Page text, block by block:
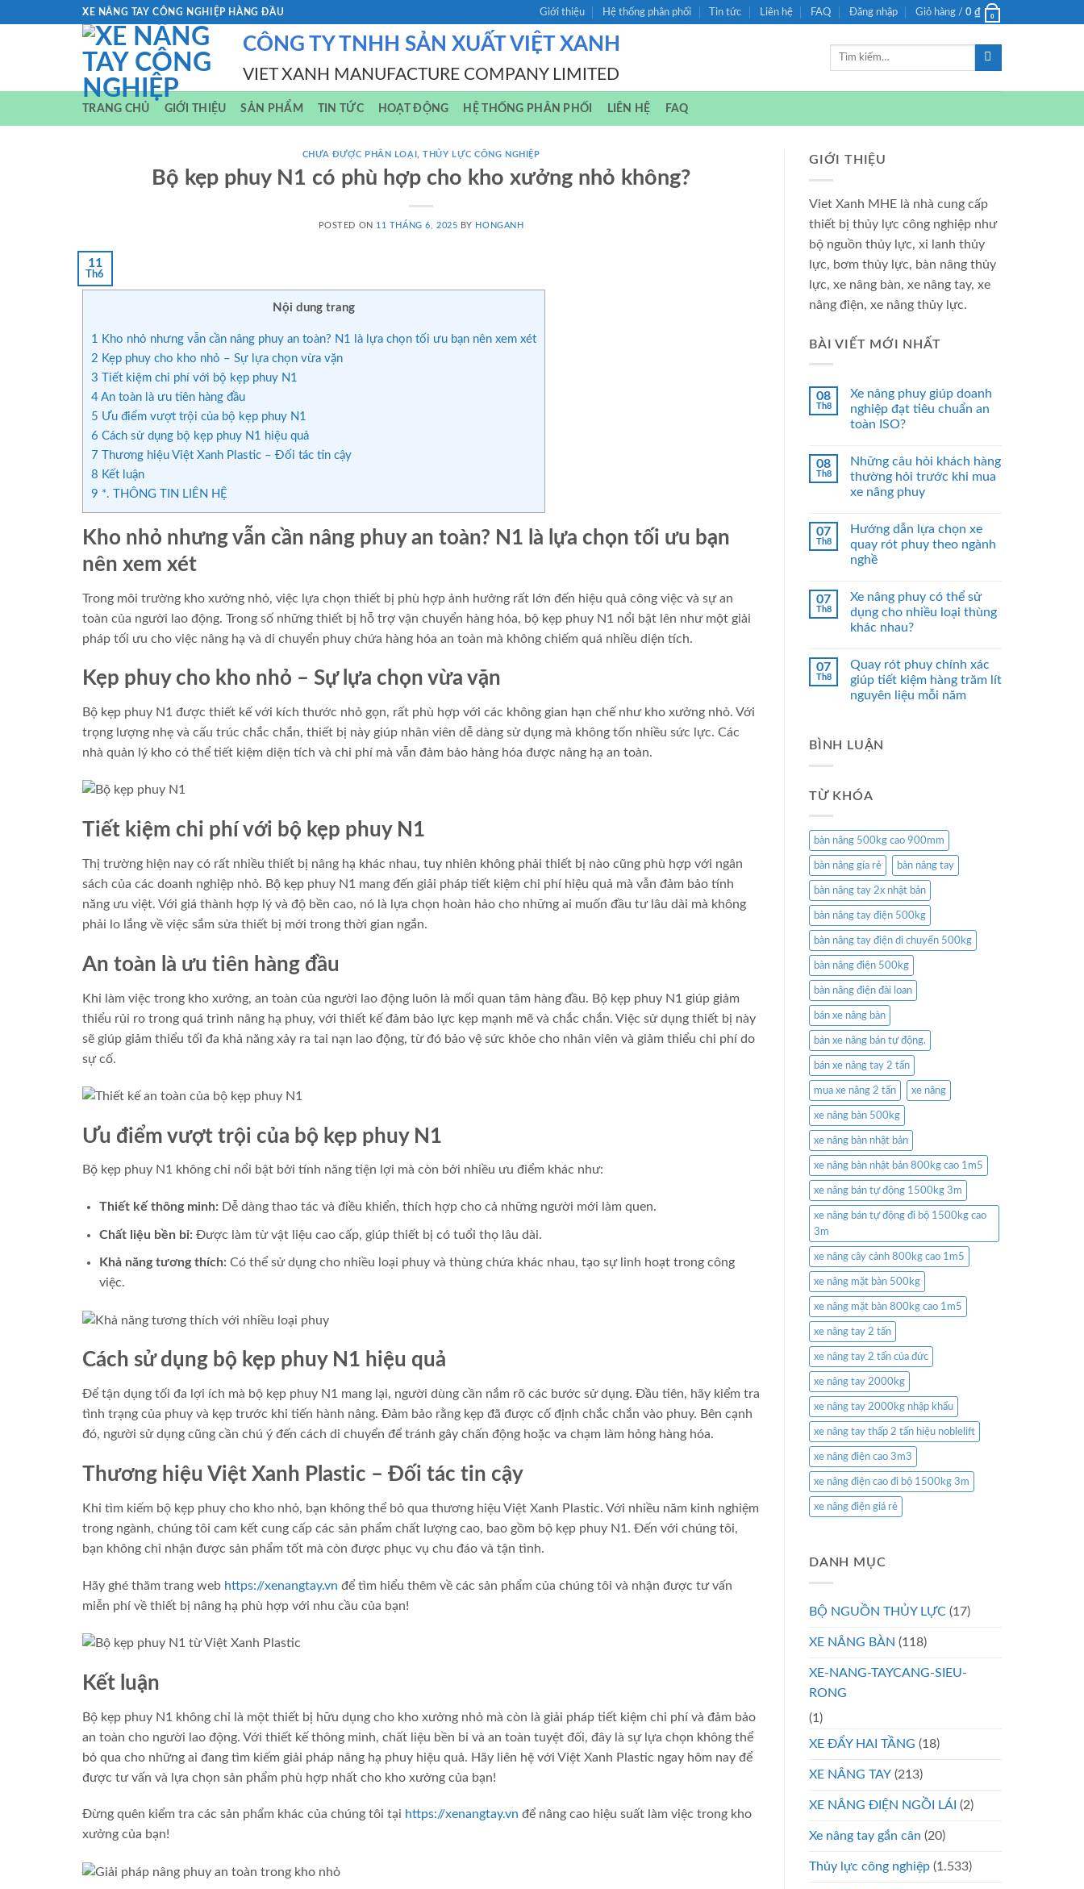
XE NÂNG TAY CÔNG NGHIỆP HÀNG ĐẦU Giới thiệu Hệ thống phân phối Tin tức Liên hệ FAQ Đăng nhập Giỏ hàng / 0 ₫ 0
CÔNG TY TNHH SẢN XUẤT VIỆT XANH
VIET XANH MANUFACTURE COMPANY LIMITED
Tìm
TRANG CHỦ GIỚI THIỆU SẢN PHẨM TIN TỨC HOẠT ĐỘNG HỆ THỐNG PHÂN PHỐI LIÊN HỆ FAQ
CHƯA ĐƯỢC PHÂN LOẠI ,THỦY LỰC CÔNG NGHIỆP
Bộ kẹp phuy N1 có phù hợp cho kho xưởng nhỏ không?
POSTED ON 11 THÁNG 6, 2025 BY HONGANH
11
Th6
Nội dung trang
1
Kho nhỏ nhưng vẫn cần nâng phuy an toàn? N1 là lựa chọn tối ưu bạn nên xem xét
2 Kẹp phuy cho kho nhỏ – Sự lựa chọn vừa vặn
3 Tiết kiệm chi phí với bộ kẹp phuy N1
4 An toàn là ưu tiên hàng đầu
5 Ưu điểm vượt trội của bộ kẹp phuy N1
6 Cách sử dụng bộ kẹp phuy N1 hiệu quả
7 Thương hiệu Việt Xanh Plastic – Đối tác tin cậy
8 Kết luận
9 *. THÔNG TIN LIÊN HỆ
Kho nhỏ nhưng vẫn cần nâng phuy an toàn? N1 là lựa chọn tối ưu bạn
nên xem xét
Trong môi trường kho xưởng nhỏ, việc lựa chọn thiết bị phù hợp ảnh hưởng rất lớn đến hiệu quả công việc và sự an
toàn của người lao động. Trong số những thiết bị hỗ trợ vận chuyển hàng hóa, bộ kẹp phuy N1 nổi bật lên như một giải
pháp tối ưu cho việc nâng hạ và di chuyển phuy chứa hàng hóa an toàn mà không chiếm quá nhiều diện tích.
Kẹp phuy cho kho nhỏ – Sự lựa chọn vừa vặn
Bộ kẹp phuy N1 được thiết kế với kích thước nhỏ gọn, rất phù hợp với các không gian hạn chế như kho xưởng nhỏ. Với
trọng lượng nhẹ và cấu trúc chắc chắn, thiết bị này giúp nhân viên dễ dàng sử dụng mà không tốn nhiều sức lực. Các
nhà quản lý kho có thể tiết kiệm diện tích và chi phí mà vẫn đảm bảo hàng hóa được nâng hạ an toàn.
Tiết kiệm chi phí với bộ kẹp phuy N1
Thị trường hiện nay có rất nhiều thiết bị nâng hạ khác nhau, tuy nhiên không phải thiết bị nào cũng phù hợp với ngân
sách của các doanh nghiệp nhỏ. Bộ kẹp phuy N1 mang đến giải pháp tiết kiệm chi phí hiệu quả mà vẫn đảm bảo tính
năng ưu việt. Với giá thành hợp lý và độ bền cao, nó là lựa chọn hoàn hảo cho những ai muốn đầu tư lâu dài mà không
phải lo lắng về việc sắm sửa thiết bị mới trong thời gian ngắn.
An toàn là ưu tiên hàng đầu
Khi làm việc trong kho xưởng, an toàn của người lao động luôn là mối quan tâm hàng đầu. Bộ kẹp phuy N1 giúp giảm
thiểu rủi ro trong quá trình nâng hạ phuy, với thiết kế đảm bảo lực kẹp mạnh mẽ và chắc chắn. Việc sử dụng thiết bị này
sẽ giúp giảm thiểu tối đa khả năng xảy ra tai nạn lao động, từ đó bảo vệ sức khỏe cho nhân viên và giảm thiểu chi phí do
sự cố.
Ưu điểm vượt trội của bộ kẹp phuy N1
Bộ kẹp phuy N1 không chỉ nổi bật bởi tính năng tiện lợi mà còn bởi nhiều ưu điểm khác như:
Thiết kế thông minh: Dễ dàng thao tác và điều khiển, thích hợp cho cả những người mới làm quen.
Chất liệu bền bỉ: Được làm từ vật liệu cao cấp, giúp thiết bị có tuổi thọ lâu dài.
Khả năng tương thích: Có thể sử dụng cho nhiều loại phuy và thùng chứa khác nhau, tạo sự linh hoạt trong công
việc.
Cách sử dụng bộ kẹp phuy N1 hiệu quả
Để tận dụng tối đa lợi ích mà bộ kẹp phuy N1 mang lại, người dùng cần nắm rõ các bước sử dụng. Đầu tiên, hãy kiểm tra
tình trạng của phuy và kẹp trước khi tiến hành nâng. Đảm bảo rằng kẹp đã được cố định chắc chắn vào phuy. Bên cạnh
đó, người sử dụng cũng cần chú ý đến cách di chuyển để tránh gây chấn động hoặc va chạm làm hỏng hàng hóa.
Thương hiệu Việt Xanh Plastic – Đối tác tin cậy
Khi tìm kiếm bộ kẹp phuy cho kho nhỏ, bạn không thể bỏ qua thương hiệu Việt Xanh Plastic. Với nhiều năm kinh nghiệm
trong ngành, chúng tôi cam kết cung cấp các sản phẩm chất lượng cao, bao gồm bộ kẹp phuy N1. Đến với chúng tôi,
bạn không chỉ nhận được sản phẩm tốt mà còn được phục vụ chu đáo và tận tình.
Hãy ghé thăm trang web https://xenangtay.vn để tìm hiểu thêm về các sản phẩm của chúng tôi và nhận được tư vấn
miễn phí về thiết bị nâng hạ phù hợp với nhu cầu của bạn!
Kết luận
Bộ kẹp phuy N1 không chỉ là một thiết bị hữu dụng cho kho xưởng nhỏ mà còn là giải pháp tiết kiệm chi phí và đảm bảo
an toàn cho người lao động. Với thiết kế thông minh, chất liệu bền bỉ và an toàn tuyệt đối, đây là sự lựa chọn không thể
bỏ qua cho những ai đang tìm kiếm giải pháp nâng hạ phuy hiệu quả. Hãy liên hệ với Việt Xanh Plastic ngay hôm nay để
được tư vấn và lựa chọn sản phẩm phù hợp nhất cho kho xưởng của bạn!
Đừng quên kiểm tra các sản phẩm khác của chúng tôi tại https://xenangtay.vn để nâng cao hiệu suất làm việc trong kho
xưởng của bạn!
GIỚI THIỆU
Viet Xanh MHE là nhà cung cấp
thiết bị thủy lực công nghiệp như
bộ nguồn thủy lực, xi lanh thủy
lực, bơm thủy lực, bàn nâng thủy
lực, xe nâng bàn, xe nâng tay, xe
nâng điện, xe nâng thủy lực.
BÀI VIẾT MỚI NHẤT
08
Th8
Xe nâng phuy giúp doanh
nghiệp đạt tiêu chuẩn an
toàn ISO?
08
Th8
Những câu hỏi khách hàng
thường hỏi trước khi mua
xe nâng phuy
07
Th8
Hướng dẫn lựa chọn xe
quay rót phuy theo ngành
nghề
07
Th8
Xe nâng phuy có thể sử
dụng cho nhiều loại thùng
khác nhau?
07
Th8
Quay rót phuy chính xác
giúp tiết kiệm hàng trăm lít
nguyên liệu mỗi năm
BÌNH LUẬN
TỪ KHÓA
bàn nâng 500kg cao 900mm
bàn nâng gía rẻ bàn nâng tay
bàn nâng tay 2x nhật bản
bàn nâng tay điện 500kg
bàn nâng tay điện di chuyển 500kg
bàn nâng điện 500kg
bàn nâng điện đài loan
bán xe nâng bàn
bán xe nâng bán tự động.
bán xe nâng tay 2 tấn
mua xe nâng 2 tấn xe nâng
xe nâng bàn 500kg
xe nâng bàn nhật bản
xe nâng bàn nhật bản 800kg cao 1m5
xe nâng bán tự động 1500kg 3m
xe nâng bán tự động đi bộ 1500kg cao
3m
xe nâng cây cảnh 800kg cao 1m5
xe nâng mặt bàn 500kg
xe nâng mặt bàn 800kg cao 1m5
xe nâng tay 2 tấn
xe nâng tay 2 tấn của đức
xe nâng tay 2000kg
xe nâng tay 2000kg nhập khẩu
xe nâng tay thấp 2 tấn hiệu noblelift
xe nâng điện cao 3m3
xe nâng điện cao đi bộ 1500kg 3m
xe nâng điện giá rẻ
DANH MỤC
BỘ NGUỒN THỦY LỰC (17)
XE NÂNG BÀN (118)
XE-NANG-TAYCANG-SIEU-
RONG
(1)
XE ĐẨY HAI TẦNG (18)
XE NÂNG TAY (213)
XE NÂNG ĐIỆN NGỒI LÁI (2)
Xe nâng tay gắn cân (20)
Thủy lực công nghiệp (1.533)